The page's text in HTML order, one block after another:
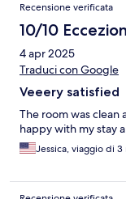
Recensione verificata
10/10
4 apr 2025
Traduci con Google
Veeery satisfied
The room was clean
happy with my stay
Jessica, viaggio di 3